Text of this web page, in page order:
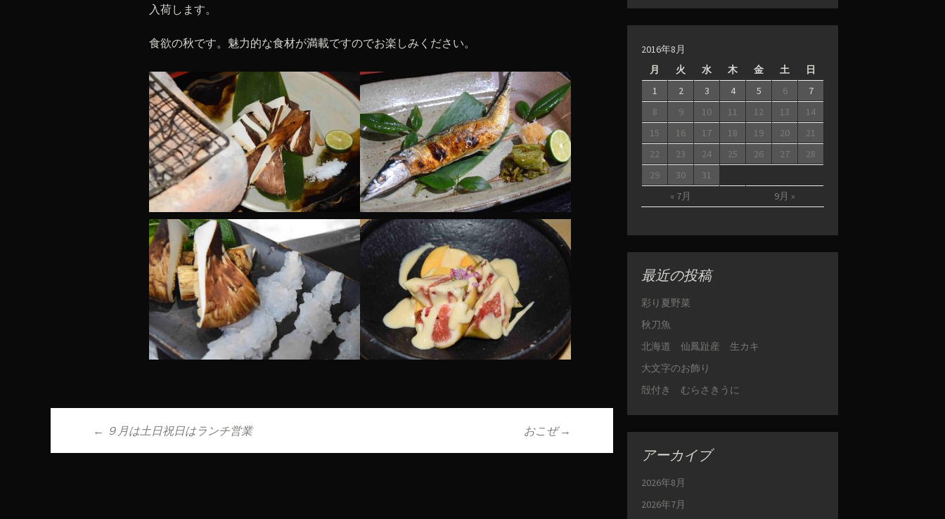
入荷します。
食欲の秋です。魅力的な食材が満載ですのでお楽しみください。
投稿ナビゲーション
← ９月は土日祝日はランチ営業 おこぜ→
2016年8月
月
火 水 木 金 土 日
« 7月 9月 »
1 2 3 4 5 6
7
8
9 10 11 12 13
14
15
16 17 18 19 20
21
22
23 24 25 26 27
28
29
30 31
最近の投稿
彩り夏野菜
秋刀魚
北海道 仙鳳趾産 生カキ
大文字のお飾り
殻付き むらさきうに
アーカイブ
2026年8月
2026年7月